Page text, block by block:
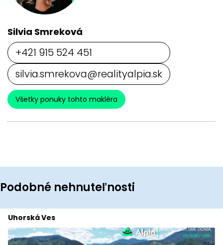
Silvia Smreková
+421 915 524 451
silvia.smrekova@realityalpia.sk
Všetky ponuky tohto makléra
Podobné nehnuteľnosti
Uhorská Ves